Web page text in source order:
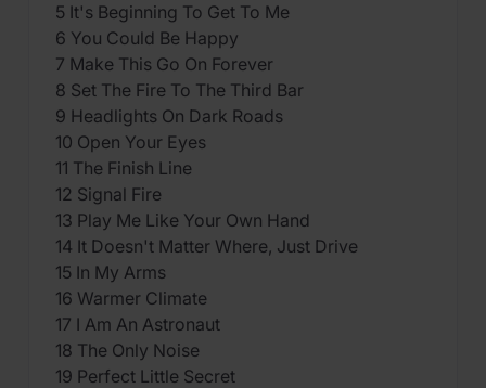
5 It's Beginning To Get To Me
6 You Could Be Happy
7 Make This Go On Forever
8 Set The Fire To The Third Bar
9 Headlights On Dark Roads
10 Open Your Eyes
11 The Finish Line
12 Signal Fire
13 Play Me Like Your Own Hand
14 It Doesn't Matter Where, Just Drive
15 In My Arms
16 Warmer Climate
17 I Am An Astronaut
18 The Only Noise
19 Perfect Little Secret